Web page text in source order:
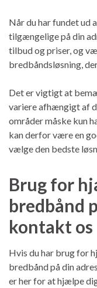
Når du har fundet ud
tilgængelige på din
tilbud og priser, og
bredbåndsløsning,
Det er vigtigt at
variere afhængigt af
områder måske kun
kan derfor være en
vælge den bedste
Brug for
bredbånd
kontakt os
Hvis du har brug for
bredbånd på din
er her for at hjælpe